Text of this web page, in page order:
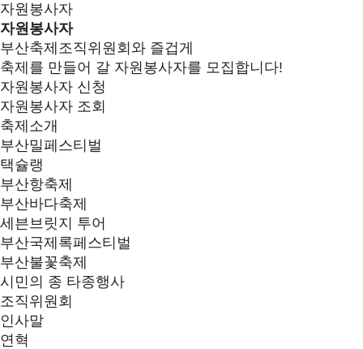
자원봉사자
자원봉사자
부산축제조직위원회와 즐겁게
축제를 만들어 갈 자원봉사자를 모집합니다!
자원봉사자 신청
자원봉사자 조회
축제소개
부산밀페스티벌
택슐랭
부산항축제
부산바다축제
세븐브릿지 투어
부산국제록페스티벌
부산불꽃축제
시민의 종 타종행사
조직위원회
인사말
연혁